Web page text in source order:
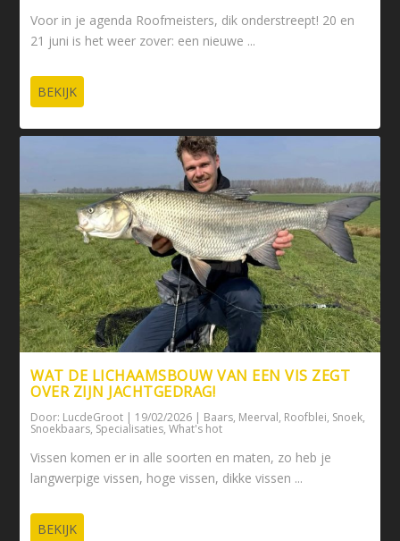
Voor in je agenda Roofmeisters, dik onderstreept! 20 en
21 juni is het weer zover: een nieuwe ...
BEKIJK
WAT DE LICHAAMSBOUW VAN EEN VIS ZEGT
OVER ZIJN JACHTGEDRAG!
Door: LucdeGroot | 19/02/2026 | Baars, Meerval, Roofblei, Snoek,
Snoekbaars, Specialisaties,What's hot
Vissen komen er in alle soorten en maten, zo heb je
langwerpige vissen, hoge vissen, dikke vissen ...
BEKIJK